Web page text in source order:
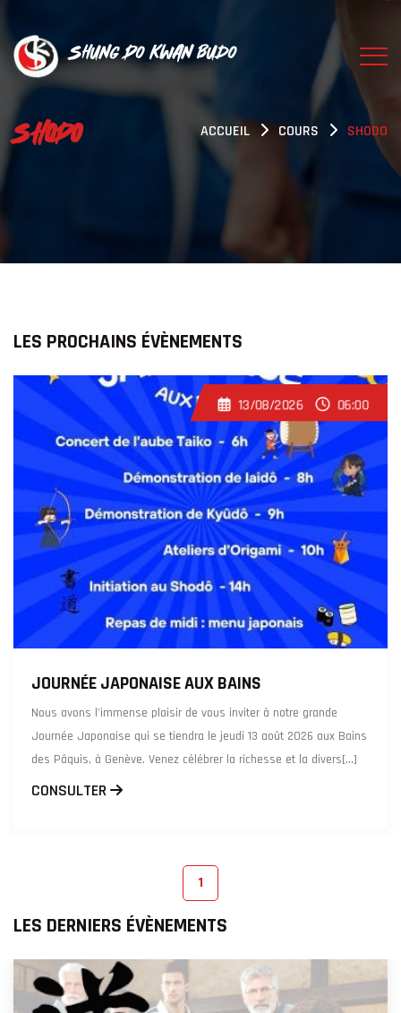
Shung Do Kwan Budo
SHODO ACCUEIL COURS SHODO
LES PROCHAINS ÉVÈNEMENTS
13/08/2026 06:00
JOURNÉE JAPONAISE AUX BAINS
Nous avons l'immense plaisir de vous inviter à notre grande
Journée Japonaise qui se tiendra le jeudi 13 août 2026 aux Bains
des Pâquis, à Genève. Venez célébrer la richesse et la divers[...]
CONSULTER
1
LES DERNIERS ÉVÈNEMENTS